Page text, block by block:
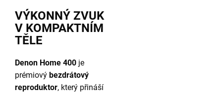
VÝKONNÝ ZVUK
V KOMPAKTNÍM
TĚLE
Denon Home 400 je
prémiový bezdrátový
reproduktor, který přináší